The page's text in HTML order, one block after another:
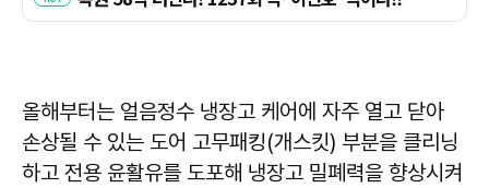
올해부터는 얼음정수 냉장고 케어에 자주 열고 닫아
손상될 수 있는 도어 고무패킹(개스킷) 부분을 클리닝
하고 전용 윤활유를 도포해 냉장고 밀폐력을 향상시켜